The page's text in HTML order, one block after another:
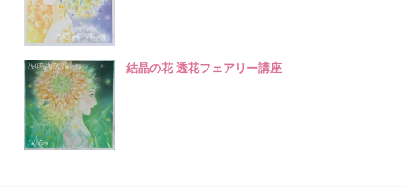
結晶の花 透花フェアリー講座